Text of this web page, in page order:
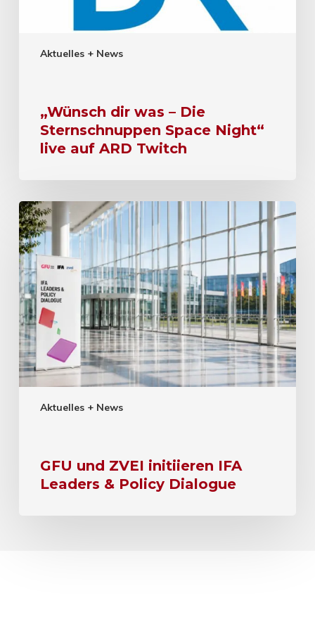
Aktuelles + News
„Wünsch dir was – Die
Sternschnuppen Space Night“
live auf ARD Twitch
Aktuelles + News
GFU und ZVEI initiieren IFA
Leaders & Policy Dialogue